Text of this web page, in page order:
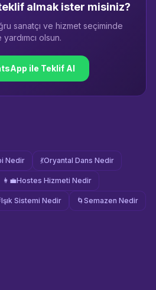
almak ister misiniz?
sanatçı ve hizmet seçiminde
yardımcı olsun.
ile Teklif Al
Nedir 💃Oryantal Dans Nedir
👩‍💼Hostes Hizmeti Nedir
Işık Sistemi Nedir 🌀 Semazen Nedir